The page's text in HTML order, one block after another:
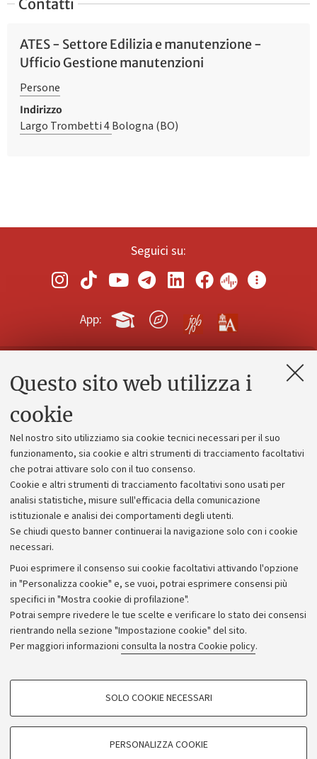
Questo sito web utilizza i
cookie
Nel nostro sito utilizziamo sia cookie tecnici necessari per il suo
funzionamento, sia cookie e altri strumenti di tracciamento facoltativi
che potrai attivare solo con il tuo consenso.
Cookie e altri strumenti di tracciamento facoltativi sono usati per
analisi statistiche, misure sull'efficacia della comunicazione
istituzionale e analisi dei comportamenti degli utenti.
Se chiudi questo banner continuerai la navigazione solo con i cookie
necessari.
Puoi esprimere il consenso sui cookie facoltativi attivando l'opzione
in "Personalizza cookie" e, se vuoi, potrai esprimere consensi più
specifici in "Mostra cookie di profilazione".
Potrai sempre rivedere le tue scelte e verificare lo stato dei consensi
rientrando nella sezione "Impostazione cookie" del sito.
Per maggiori informazioni consulta la nostra Cookie policy.
COOKIE DI PROFILAZIONE - FACOLTATIVI
SOLO COOKIE NECESSARI
PERSONALIZZA COOKIE
Contatti
ATES - Settore Edilizia e manutenzione -
Ufficio Gestione manutenzioni
Persone
Indirizzo
Largo Trombetti 4Bologna (BO)
Seguici su:
App:
Contatti e PEC
Alumni community
Piano strategico
Bilanci
Donazioni e 5x1000
Bandi, gare e concorsi
Albo online
Amministrazione trasparente
Atti di notifica
Informazioni sul sito e accessibilità
Dichiarazione di accessibilità
Privacy e note legali
Impostazioni Cookie